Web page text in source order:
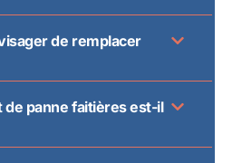
de remplacer
de panne faitières est-il